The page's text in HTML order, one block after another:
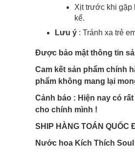
Xịt trước khi gặp
kể.
Lưu ý : Tránh xa trẻ
Được bảo mật thông tin
Cam kết sản phẩm chính
phẩm không mang lại
Cảnh báo : Hiện nay có
cho chính mình !
SHIP HÀNG TOÁN QUỐC
Nước hoa Kích Thích